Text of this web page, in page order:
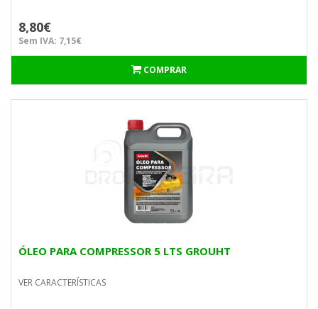
8,80€
Sem IVA: 7,15€
COMPRAR
ÓLEO PARA COMPRESSOR 5 LTS GROUHT
VER CARACTERÍSTICAS